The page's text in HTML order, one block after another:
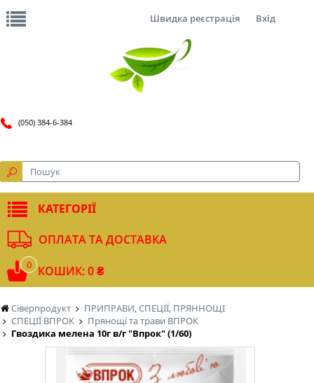
Сіверпродукт
ПРИПРАВИ, СПЕЦІЇ, ПРЯННОЩІ
СПЕЦІЇ ВПРОК
Прянощі та трави ВПРОК
Гвоздика мелена 10г в/г "Впрок" (1/60)
Швидка реєстрація Вхід
(050) 384-6-384
КАТЕГОРІЇ
ОПЛАТА ТА ДОСТАВКА
0 КОШИК: 0 ₴